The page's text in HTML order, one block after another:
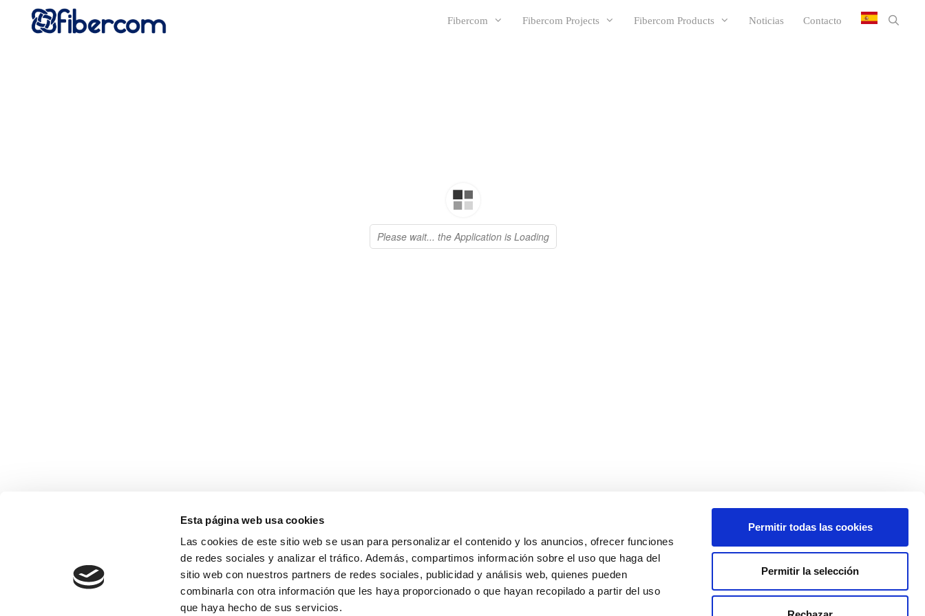
Esta página web usa cookies
Las cookies de este sitio web se usan para personalizar el contenido y los anuncios, ofrecer funciones
de redes sociales y analizar el tráfico. Además, compartimos información sobre el uso que haga del
sitio web con nuestros partners de redes sociales, publicidad y análisis web, quienes pueden
combinarla con otra información que les haya proporcionado o que hayan recopilado a partir del uso
que haya hecho de sus servicios.
Permitir todas las cookies
Permitir la selección
Fibercom Fibercom Projects Fibercom Products Noticias Contacto